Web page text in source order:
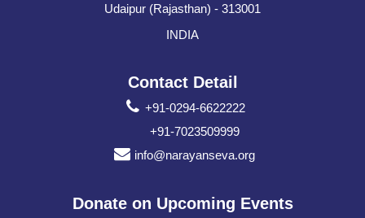
Udaipur (Rajasthan) - 313001
INDIA
Contact Detail
+91-0294-6622222
+91-7023509999
info@narayanseva.org
Donate on Upcoming Events